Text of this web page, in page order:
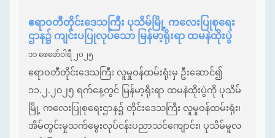
ဧရာဝတီတိုင်းဒေသကြီး ပုသိမ်မြို့ ကလေးပြုစုရေး
ဌာန၌ ကျင်းပပြုလုပ်သော မြန်မာ့ရိုးရာ ထမနဲထိုးပွဲ
၁၁ ဖေဖော်ဝါရီ ၂၀၂၅
ဧရာဝတီတိုင်းဒေသကြီး လူမှုဝန်ထမ်းရုံးမှ ဦးဆောင်၍
၁၁.၂.၂၀၂၅ ရက်နေ့တွင် မြန်မာ့ရိုးရာ ထမနဲထိုးပွဲကို ပုသိမ်
မြို့ ကလေးပြုစုရေးဌာန၌ တိုင်းဒေသကြီး လူမှုဝန်ထမ်းရုံး၊
အိမ်တွင်းမှုသက်မွေးလုပ်ငန်းပညာသင်ကျောင်း၊ ပုသိမ်မူလ